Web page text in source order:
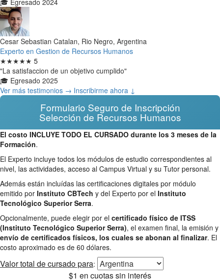
Cesar Sebastian Catalan, Rio Negro, Argentina
Experto en Gestion de Recursos Humanos
★★★★★ 5
"La satisfaccion de un objetivo cumplido"
🎓 Egresado 2025
Ver más testimonios → Inscribirme ahora ↓
Formulario Seguro de Inscripción
Selección de Recursos Humanos
El costo INCLUYE TODO EL CURSADO durante los 3 meses de la
Formación.
El Experto incluye todos los módulos de estudio correspondientes al
nivel, las actividades, acceso al Campus Virtual y su Tutor personal.
Además están incluídas las certificaciones digitales por módulo
emitido por Instituto CBTech y del Experto por el Instituto
Tecnológico Superior Serra.
Opcionalmente, puede elegir por el certificado físico de ITSS
(Instituto Tecnológico Superior Serra), el examen final, la emisión y
envío de certificados físicos, los cuales se abonan al finalizar. El
costo aproximado es de 60 dólares.
Valor total de cursado para:
$1 en cuotas sin interés